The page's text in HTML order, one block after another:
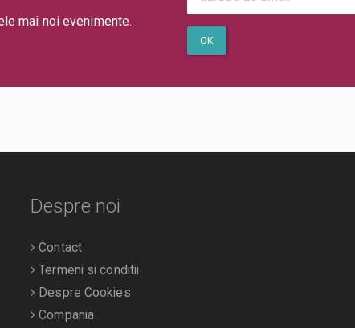
mai noi evenimente.
OK
Despre noi
Contact
Termeni si conditii
Despre Cookies
Compania